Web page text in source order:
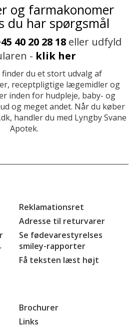
og farmakonomer
du har spørgsmål
40 20 28 18eller udfyld
- klik her
du et stort udvalg af
receptpligtige lægemidler og
inden for hudpleje, baby- og
og meget andet. Når du køber
handler du med Lyngby Svane
Apotek.
Reklamationsret
Adresse til returvarer
Se fødevarestyrelses
smiley-rapporter
Få teksten læst højt
Brochurer
Links